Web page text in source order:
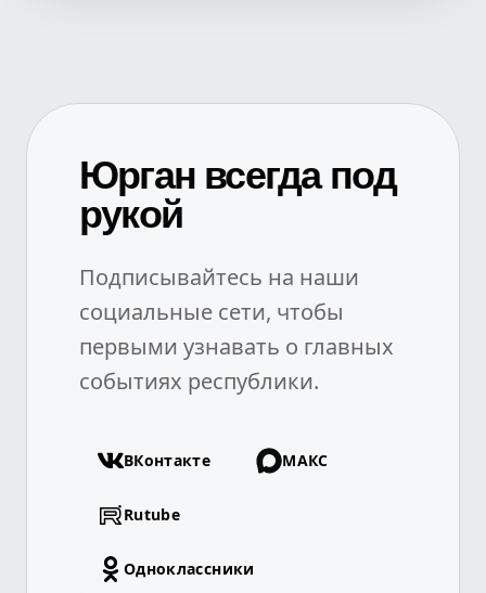
Юрган всегда под
рукой
Подписывайтесь на наши
социальные сети, чтобы
первыми узнавать о главных
событиях республики.
ВКонтакте МАКС
Rutube
Одноклассники